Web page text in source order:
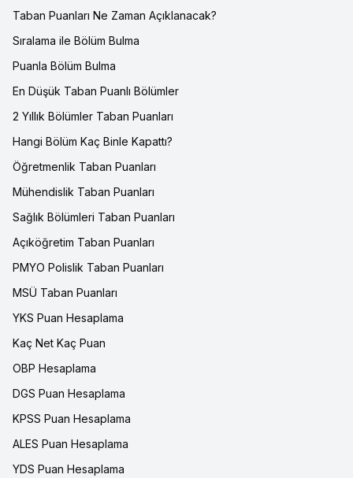
Taban Puanları Ne Zaman Açıklanacak?
Sıralama ile Bölüm Bulma
Puanla Bölüm Bulma
En Düşük Taban Puanlı Bölümler
2 Yıllık Bölümler Taban Puanları
Hangi Bölüm Kaç Binle Kapattı?
Öğretmenlik Taban Puanları
Mühendislik Taban Puanları
Sağlık Bölümleri Taban Puanları
Açıköğretim Taban Puanları
PMYO Polislik Taban Puanları
MSÜ Taban Puanları
YKS Puan Hesaplama
Kaç Net Kaç Puan
OBP Hesaplama
DGS Puan Hesaplama
KPSS Puan Hesaplama
ALES Puan Hesaplama
YDS Puan Hesaplama